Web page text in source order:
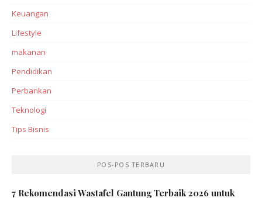
Keuangan
Lifestyle
makanan
Pendidikan
Perbankan‎
Teknologi
Tips Bisnis
POS-POS TERBARU
7 Rekomendasi Wastafel Gantung Terbaik 2026 untuk